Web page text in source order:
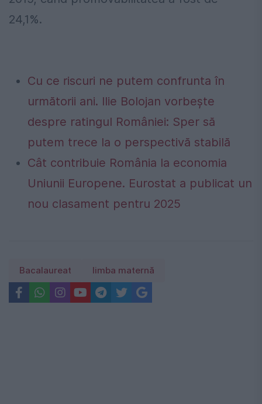
24,1%.
Cu ce riscuri ne putem confrunta în
următorii ani. Ilie Bolojan vorbește
despre ratingul României: Sper să
putem trece la o perspectivă stabilă
Cât contribuie România la economia
Uniunii Europene. Eurostat a publicat un
nou clasament pentru 2025
Bacalaureat limba maternă